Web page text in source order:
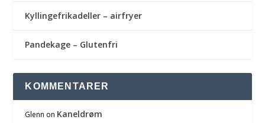
Kyllingefrikadeller – airfryer
Pandekage – Glutenfri
KOMMENTARER
Glenn on Kaneldrøm